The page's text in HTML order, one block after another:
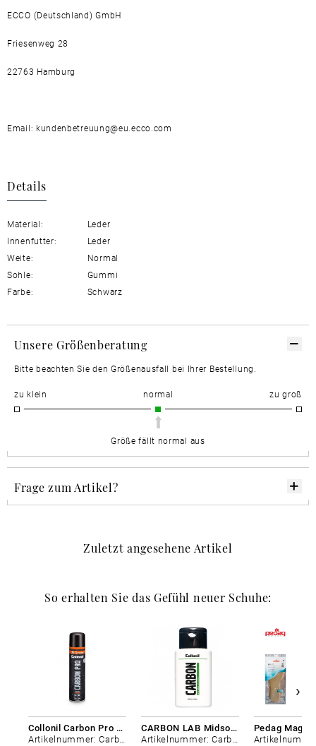
ECCO (Deutschland) GmbH
Friesenweg 28
22763 Hamburg
Email: kundenbetreuung@eu.ecco.com
Details
Material:
Leder
Innenfutter:
Leder
Weite:
Normal
Sohle:
Gummi
Farbe:
Schwarz
Unsere Größenberatung
Bitte beachten Sie den Größenausfall bei Ihrer Bestellung.
zu klein normal zu groß
Größe fällt normal aus
Frage zum Artikel?
Zuletzt angesehene Artikel
So erhalten Sie das Gefühl neuer Schuhe:
Collonil Carbon Pro 400 ml
Artikelnummer: Carbon-0
CARBON LAB Midsole Cleaner
Artikelnummer: Carbon-0